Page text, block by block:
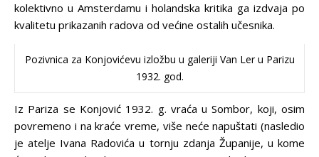
kolektivno u Amsterdamu i holandska kritika ga izdvaja po
kvalitetu prikazanih radova od većine ostalih učesnika.
Pozivnica za Konjovićevu izložbu u galeriji Van Ler u Parizu
1932. god.
Iz Pariza se Konjović 1932. g. vraća u Sombor, koji, osim
povremeno i na kraće vreme, više neće napuštati (nasledio
je atelje Ivana Radovića u tornju zdanja Županije, u kome